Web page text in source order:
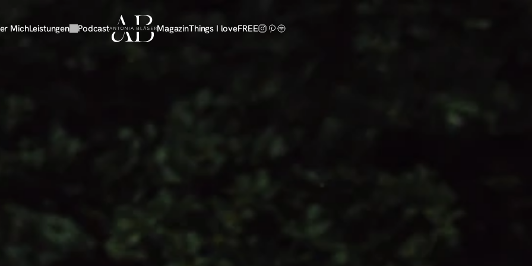
MichLeistungen Podcast MagazinThings I loveFREE